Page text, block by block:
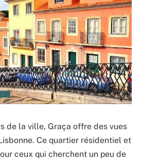
de la ville, Graça offre des vues
Ce quartier résidentiel et
ceux qui cherchent un peu de